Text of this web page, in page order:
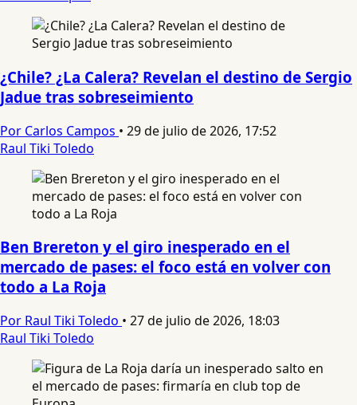
¿Chile? ¿La Calera? Revelan el destino de Sergio
Jadue tras sobreseimiento
Por Carlos Campos • 29 de julio de 2026, 17:52
Raul Tiki Toledo
Ben Brereton y el giro inesperado en el
mercado de pases: el foco está en volver con
todo a La Roja
Por Raul Tiki Toledo • 27 de julio de 2026, 18:03
Raul Tiki Toledo